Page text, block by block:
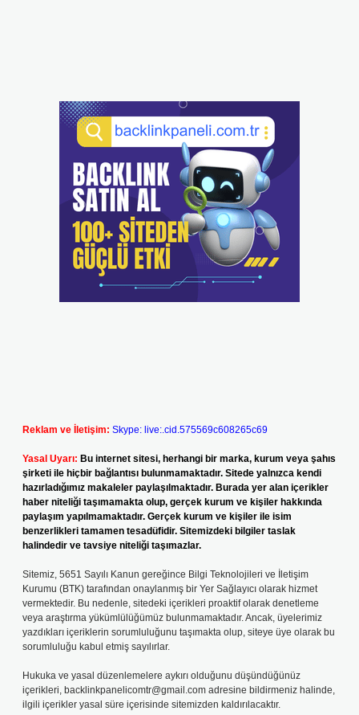
Reklam ve İletişim: Skype: live:.cid.575569c608265c69
Yasal Uyarı: Bu internet sitesi, herhangi bir marka, kurum veya şahıs
şirketi ile hiçbir bağlantısı bulunmamaktadır. Sitede yalnızca kendi
hazırladığımız makaleler paylaşılmaktadır. Burada yer alan içerikler
haber niteliği taşımamakta olup, gerçek kurum ve kişiler hakkında
paylaşım yapılmamaktadır. Gerçek kurum ve kişiler ile isim
benzerlikleri tamamen tesadüfidir. Sitemizdeki bilgiler taslak
halindedir ve tavsiye niteliği taşımazlar.
Sitemiz, 5651 Sayılı Kanun gereğince Bilgi Teknolojileri ve İletişim
Kurumu (BTK) tarafından onaylanmış bir Yer Sağlayıcı olarak hizmet
vermektedir. Bu nedenle, sitedeki içerikleri proaktif olarak denetleme
veya araştırma yükümlülüğümüz bulunmamaktadır. Ancak, üyelerimiz
yazdıkları içeriklerin sorumluluğunu taşımakta olup, siteye üye olarak bu
sorumluluğu kabul etmiş sayılırlar.
Hukuka ve yasal düzenlemelere aykırı olduğunu düşündüğünüz
içerikleri, backlinkpanelicomtr@gmail.com adresine bildirmeniz halinde,
ilgili içerikler yasal süre içerisinde sitemizden kaldırılacaktır.